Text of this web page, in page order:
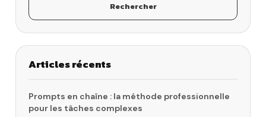
Rechercher
Articles récents
Prompts en chaîne : la méthode professionnelle
pour les tâches complexes